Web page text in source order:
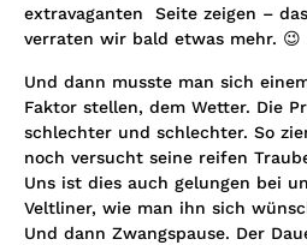
extravaganten Seite zeigen –
verraten wir bald etwas mehr. 😉
Und dann musste man sich
Faktor stellen, dem Wetter. Die
schlechter und schlechter. So
noch versucht seine reifen
Uns ist dies auch gelungen bei
Veltliner, wie man ihn sich
Und dann Zwangspause. Der